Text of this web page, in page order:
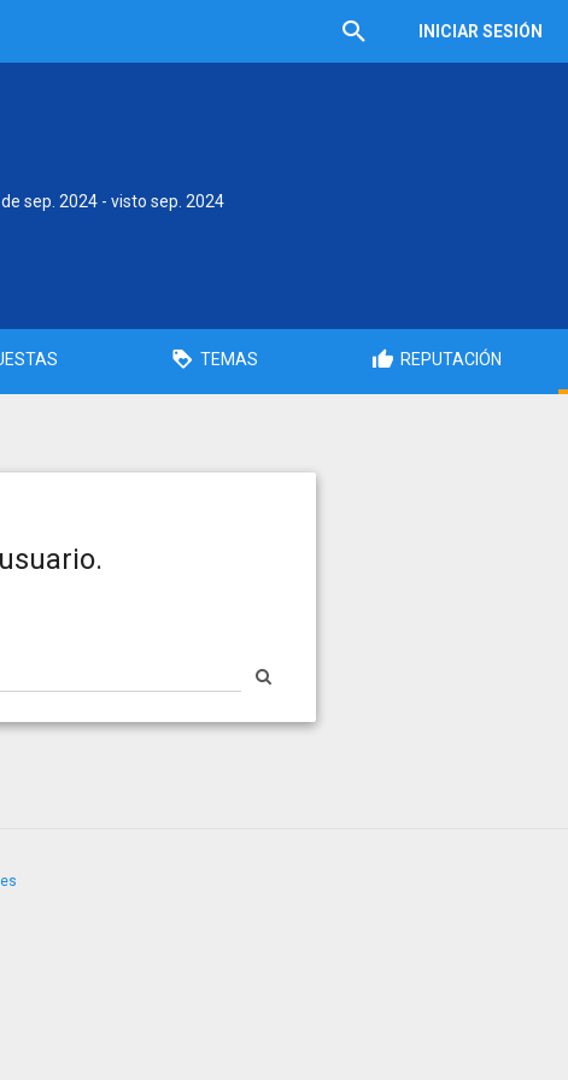
INICIAR SESIÓN
sep. 2024 - visto sep. 2024
TEMAS REPUTACIÓN